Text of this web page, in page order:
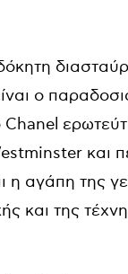
ο
Chanel
και
η αγάπη της
και της